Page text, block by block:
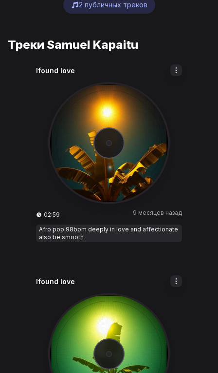
2 публичных треков
Треки Samuel Kapaitu
Ifound love
02:59 9 месяцев назад
Afro pop 98bpm deeply in love and affectionate
also be smooth
Ifound love